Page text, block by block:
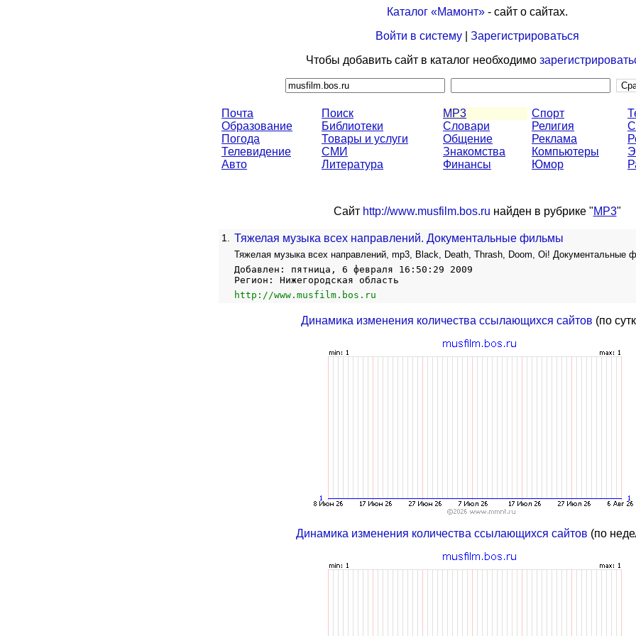
Каталог «Мамонт»- сайт о сайтах.
Войти в систему| Зарегистрироваться
Чтобы добавить сайт в каталог необходимо
Почта
Образование
Погода
Телевидение
Авто
Поиск
Библиотеки
Товары и услуги
СМИ
Литература
MP3
Словари
Общение
Знакомства
Финансы
Спорт
Религия
Реклама
Компьютеры
Юмор
Сайт http://www.musfilm.bos.ru найден в рубрике "MP3"
1. Тяжелая музыка всех направлений. Документальные фильмы
Тяжелая музыка всех направлений, mp3, Black, Death, Thrash, Doom, Oi! Документальные
Добавлен: пятница, 6 февраля 16:50:29 2009
Регион: Нижегородская область
http://www.musfilm.bos.ru
Динамика изменения количества ссылающихся сайтов (по
Динамика изменения количества ссылающихся сайтов (по